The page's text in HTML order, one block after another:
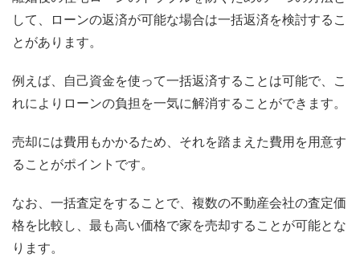
して、ローンの返済が可能な場合は一括返済を検討するこ
とがあります。
例えば、自己資金を使って一括返済することは可能で、こ
れによりローンの負担を一気に解消することができます。
売却には費用もかかるため、それを踏まえた費用を用意す
ることがポイントです。
なお、一括査定をすることで、複数の不動産会社の査定価
格を比較し、最も高い価格で家を売却することが可能とな
ります。